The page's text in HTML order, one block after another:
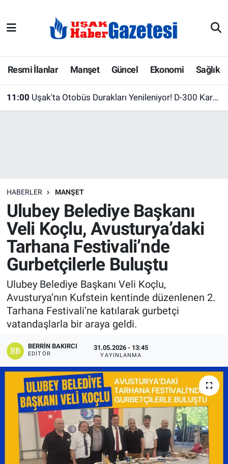
Resmi İlanlar Manşet Güncel Ekonomi Sağlık
11:00 Uşak'ta Otobüs Durakları Yenileniyor! D-300 Karayolu'nda Çalışmalar Devam Ediyor
HABERLER MANŞET
Ulubey Belediye Başkanı
Veli Koçlu, Avusturya’daki
Tarhana Festivali’nde
Gurbetçilerle Buluştu
Ulubey Belediye Başkanı Veli Koçlu,
Avusturya’nın Kufstein kentinde düzenlenen 2.
Tarhana Festivali’ne katılarak gurbetçi
vatandaşlarla bir araya geldi.
BERRIN BAKIRCI
EDITÖR
31.05.2026 - 13:45
YAYINLANMA
E-Gazete
Ekonomi
Köşe Yazarları
Kültür Sanat
Manşet
Resmi İlanlar
Sağlık
Son Dakika
Spor
Uşak Haberleri
Uşak Hava Durumu
Uşak Trafik Yoğunluk Haritası